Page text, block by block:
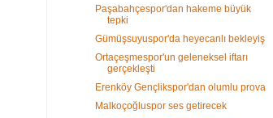
Paşabahçespor'dan hakeme büyük
tepki
Gümüşsuyuspor'da heyecanlı bekleyiş
Ortaçeşmespor'un geleneksel iftarı
gerçekleşti
Erenköy Gençlikspor'dan olumlu prova
Malkoçoğluspor ses getirecek